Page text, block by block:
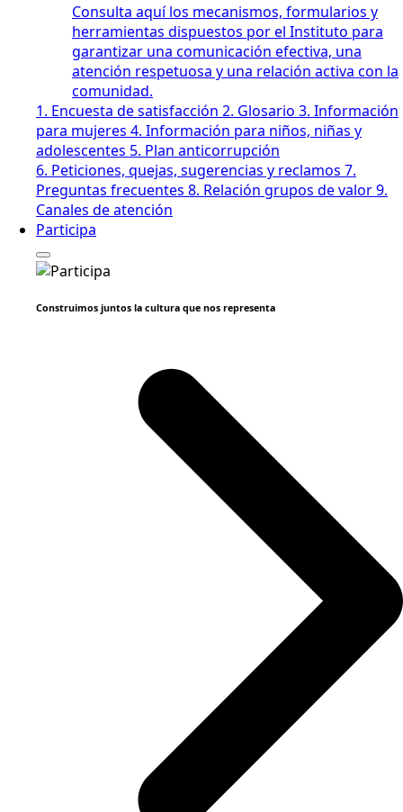
Consulta aquí los mecanismos, formularios y
herramientas dispuestos por el Instituto para
garantizar una comunicación efectiva, una
atención respetuosa y una relación activa con la
comunidad.
1. Encuesta de satisfacción 2. Glosario 3. Información
para mujeres 4. Información para niños, niñas y
adolescentes 5. Plan anticorrupción
6. Peticiones, quejas, sugerencias y reclamos 7.
Preguntas frecuentes 8. Relación grupos de valor9.
Canales de atención
Participa
Construimos juntos la cultura que nos representa